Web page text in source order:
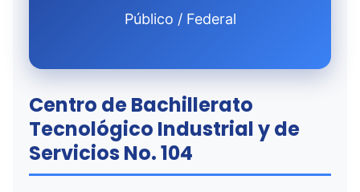
Público / Federal
Centro de Bachillerato
Tecnológico Industrial y de
Servicios No. 104